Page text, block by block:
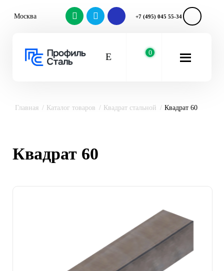
Москва +7 (495) 045 55-34
0
Главная Каталог товаров Квадрат стальной Квадрат 60
Квадрат 60